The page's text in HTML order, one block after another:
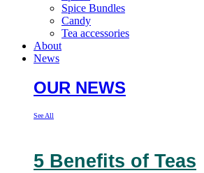
Spice Bundles
Candy
Tea accessories
About
News
OUR NEWS
See All
5 Benefits of Teas